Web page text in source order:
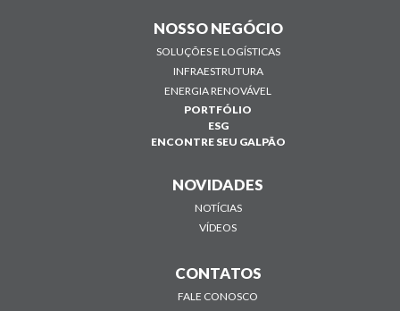
NOSSO NEGÓCIO
SOLUÇÕES E LOGÍSTICAS
INFRAESTRUTURA
ENERGIA RENOVÁVEL
PORTFÓLIO
ESG
ENCONTRE SEU GALPÃO
NOVIDADES
NOTÍCIAS
VÍDEOS
CONTATOS
FALE CONOSCO